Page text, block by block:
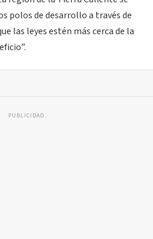
polos de desarrollo a través de
las leyes estén más cerca de la
PUBLICIDAD